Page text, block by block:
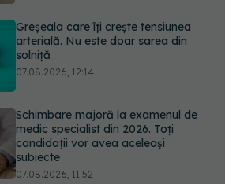
07.08.2026, 12:14
Schimbare majoră la examenul de
subiecte
07.08.2026, 11:52
Ashwagandha: 4 efecte adverse
potențial grave